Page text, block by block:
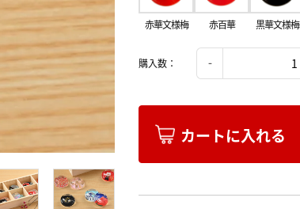
赤華文様梅 赤百華 黒華文様梅
購入数：
カートに入れる